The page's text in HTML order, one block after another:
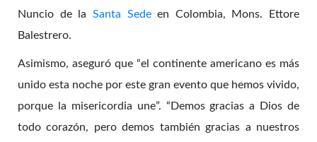
Nuncio de la Santa Sedeen Colombia, Mons. Ettore
Balestrero.
Asimismo, aseguró que “el continente americano es más
unido esta noche por este gran evento que hemos vivido,
porque la misericordia une”. “Demos gracias a Dios de
todo corazón, pero demos también gracias a nuestros